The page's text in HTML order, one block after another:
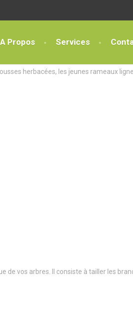
A Propos Services
herbacées, les jeunes rameaux
de vos arbres. Il consiste à tailler les